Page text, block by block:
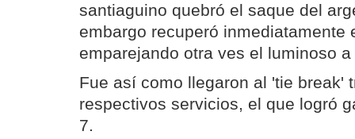
santiaguino quebró el saque del
embargo recuperó inmediatamente
emparejando otra ves el luminoso a
Fue así como llegaron al 'tie break'
respectivos servicios, el que logró
7.